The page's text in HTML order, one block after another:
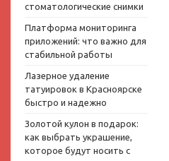
стоматологические снимки
Платформа мониторинга
приложений: что важно для
стабильной работы
Лазерное удаление
татуировок в Красноярске
быстро и надежно
Золотой кулон в подарок:
как выбрать украшение,
которое будут носить с